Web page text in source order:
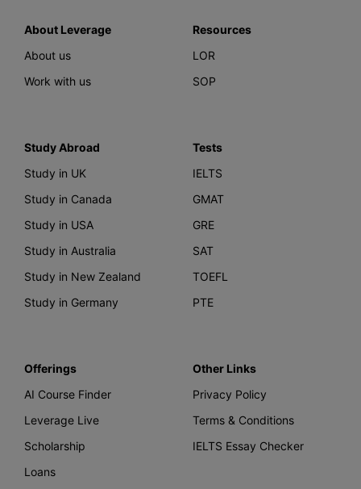
About Leverage
About us
Work with us
Resources
LOR
SOP
Study Abroad
Study in UK
Study in Canada
Study in USA
Study in Australia
Study in New Zealand
Study in Germany
Tests
IELTS
GMAT
GRE
SAT
TOEFL
PTE
Offerings
AI Course Finder
Leverage Live
Scholarship
Loans
Other Links
Privacy Policy
Terms & Conditions
IELTS Essay Checker